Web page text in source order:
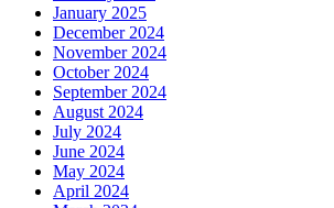
January 2025
December 2024
November 2024
October 2024
September 2024
August 2024
July 2024
June 2024
May 2024
April 2024